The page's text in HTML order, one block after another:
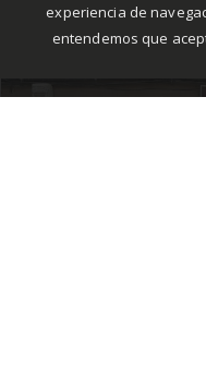
experiencia de
entendemos que